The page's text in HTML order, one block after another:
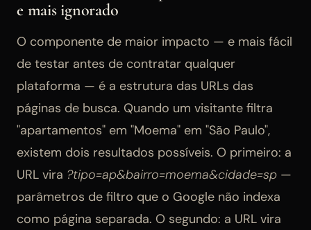
e mais ignorado
O componente de maior impacto — e mais fácil
de testar antes de contratar qualquer
plataforma — é a estrutura das URLs das
páginas de busca. Quando um visitante filtra
"apartamentos" em "Moema" em "São Paulo",
existem dois resultados possíveis. O primeiro: a
URL vira ?tipo=ap&bairro=moema&cidade=sp —
parâmetros de filtro que o Google não indexa
como página separada. O segundo: a URL vira